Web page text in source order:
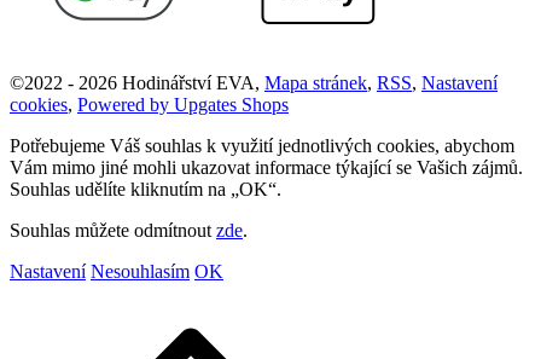
©2022 - 2026 Hodinářství EVA, Mapa stránek, RSS, Nastavení
cookies, Powered by Upgates Shops
Potřebujeme Váš souhlas k využití jednotlivých cookies, abychom
Vám mimo jiné mohli ukazovat informace týkající se Vašich zájmů.
Souhlas udělíte kliknutím na „OK“.
Souhlas můžete odmítnout zde.
Nastavení Nesouhlasím OK